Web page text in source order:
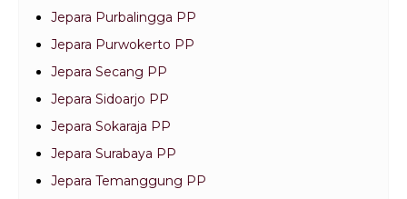
Jepara Purbalingga PP
Jepara Purwokerto PP
Jepara Secang PP
Jepara Sidoarjo PP
Jepara Sokaraja PP
Jepara Surabaya PP
Jepara Temanggung PP